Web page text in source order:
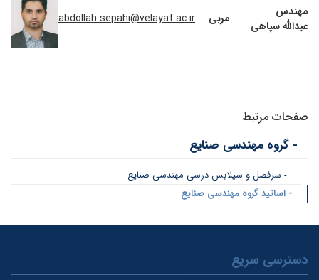
مهندس
عبدالله سپاهی
مربی abdollah.sepahi@velayat.ac.ir
صفحات مرتبط
- گروه مهندسی صنایع
- سرفصل و سیلابس درسی مهندسی صنایع
- اساتید گروه مهندسی صنایع
دسترسی سریع